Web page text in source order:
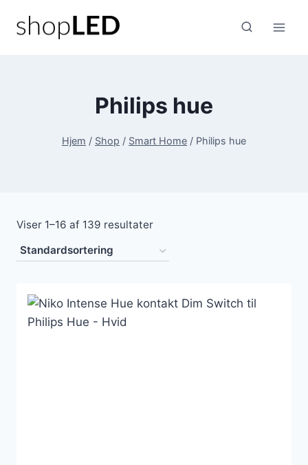
Philips hue
Hjem / Shop / Smart Home / Philips hue
Viser 1–16 af 139 resultater